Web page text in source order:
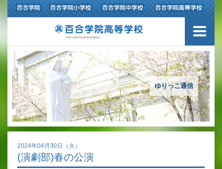
ゆりっこ通信
2024年04月30日（火）
(演劇部)春の公演
学校紹介
アクセスマップ
沿革
アカデミックリサーチコース